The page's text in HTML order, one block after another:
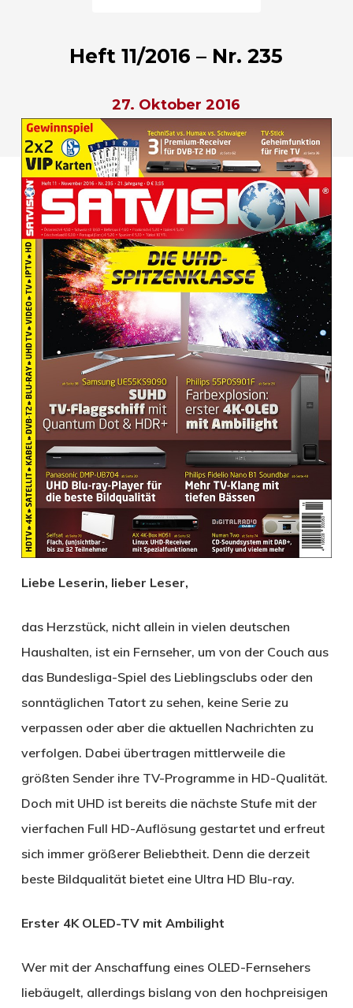
Heft 11/2016 – Nr. 235
27. Oktober 2016
Liebe Leserin, lieber Leser,
das Herzstück, nicht allein in vielen deutschen
Haushalten, ist ein Fernseher, um von der Couch aus
das Bundesliga-Spiel des Lieblingsclubs oder den
sonntäglichen Tatort zu sehen, keine Serie zu
verpassen oder aber die aktuellen Nachrichten zu
verfolgen. Dabei übertragen mittlerweile die
größten Sender ihre TV-Programme in HD-Qualität.
Doch mit UHD ist bereits die nächste Stufe mit der
vierfachen Full HD-Auflösung gestartet und erfreut
sich immer größerer Beliebtheit. Denn die derzeit
beste Bildqualität bietet eine Ultra HD Blu-ray.
Erster 4K OLED-TV mit Ambilight
Wer mit der Anschaffung eines OLED-Fernsehers
liebäugelt, allerdings bislang von den hochpreisigen